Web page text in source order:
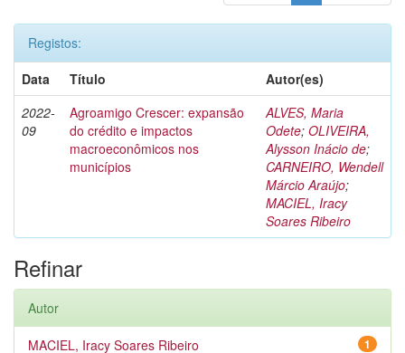
Registos:
Data
Título
Autor(es)
2022-
09
Agroamigo Crescer: expansão
do crédito e impactos
macroeconômicos nos
municípios
ALVES, Maria
Odete; OLIVEIRA,
Alysson Inácio de;
CARNEIRO, Wendell
Márcio Araújo;
MACIEL, Iracy
Soares Ribeiro
Refinar
Autor
1
MACIEL, Iracy Soares Ribeiro